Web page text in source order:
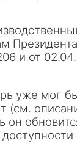
и от
уже мог
(см.
он